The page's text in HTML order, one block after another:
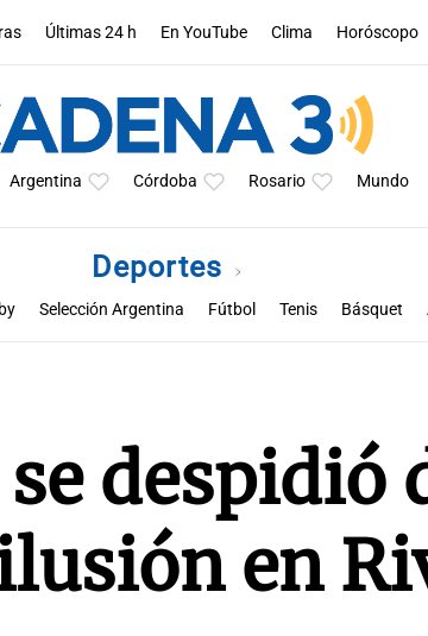
Últimas 24 h En YouTube Clima Horóscopo
Argentina Córdoba Rosario Mundo
Deportes
Selección Argentina Fútbol Tenis Básquet
despidió
en